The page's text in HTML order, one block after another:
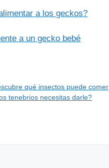
a los geckos?
a un gecko bebé
qué insectos puede comer
tenebrios necesitas darle?